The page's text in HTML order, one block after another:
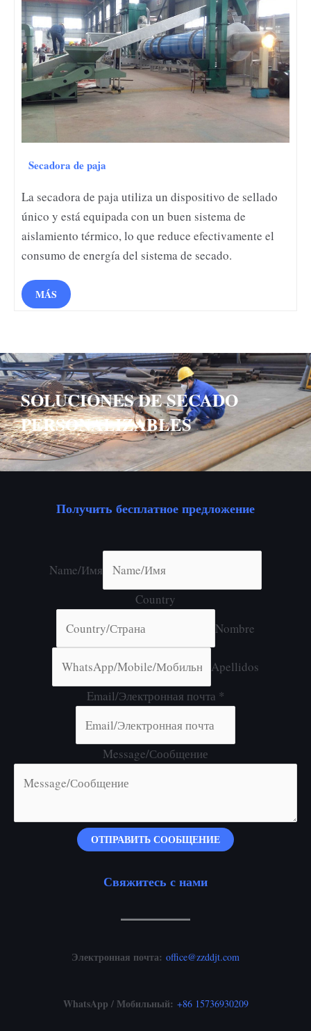
Secadora de paja
La secadora de paja utiliza un dispositivo de sellado
único y está equipada con un buen sistema de
aislamiento térmico, lo que reduce efectivamente el
consumo de energía del sistema de secado.
MÁS
SOLUCIONES DE SECADO
PERSONALIZABLES
Получить бесплатное предложение
Name/Имя
Country
Nombre
Apellidos
Email/Электронная почта *
Message/Сообщение
ОТПРАВИТЬ СООБЩЕНИЕ
Свяжитесь с нами
Электронная почта: office@zzddjt.com
WhatsApp / Мобильный: +86 15736930209